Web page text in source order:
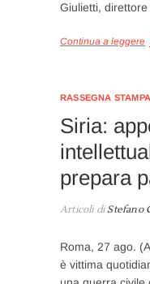
Giulietti,
Continua a leggere
RASSEGNA STAMPA
Siria:
prepara
Articoli diStefano
Roma, 27 ago.
è vittima